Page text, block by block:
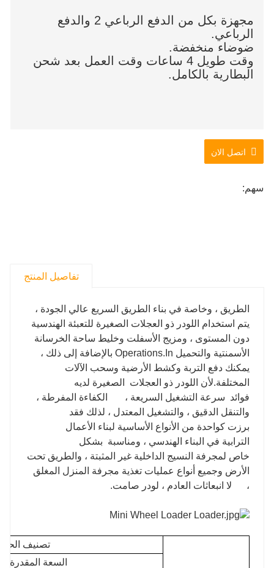
مجهزة بكل من الدفع الرباعي 2 والدفع
الرباعي.
ضوضاء منخفضة.
وقت طويل 4 ساعات وقت العمل بعد شحن
البطارية بالكامل.
اتصل الان
سهم:
تفاصيل المنتج
الطريق ، وخاصة في بناء الطريق السريع عالي الجودة ،
يتم استخدام اللودر ذو العجلات الصغيرة للتعبئة الهندسية
دون المستوى ، ومزيج الأسفلت وخليط ساحة الخرسانة
الأسمنتية والتحميل Operations.In بالإضافة إلى ذلك ،
يمكنك دفع التربة وكشط الأرضية وسحب الآلات
المختلفة.لأن اللودر ذو العجلات الصغيرة لديه
فوائد سرعة التشغيل السريعة ، الكفاءة المفرطة ،
والتنقل الدقيق ، والتشغيل المعتدل ، لذلك فقد
برزت كواحدة من الأنواع الأساسية لبناء الأعمال
الترابية في البناء الهندسي ، ومناسبة بشكل
خاص لمجرفة النسيج الداخلية غير المثبتة ، والطريق تحت
الأرض وجميع أنواع عمليات تغذية مجرفة المنزل المغلق
، لا انبعاثات العادم ، لودر صامت.
تصنيف
السعة المقدرة